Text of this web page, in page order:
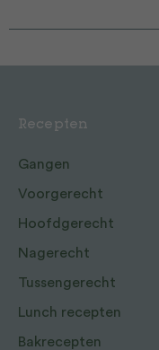
Recepten
Gangen
Voorgerecht
Hoofdgerecht
Nagerecht
Tussengerecht
Lunch recepten
Bakrecepten